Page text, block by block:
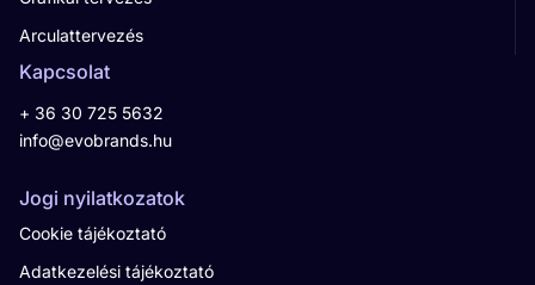
Arculattervezés
Kapcsolat
+ 36 30 725 5632
info@evobrands.hu
Jogi nyilatkozatok
Cookie tájékoztató
Adatkezelési tájékoztató